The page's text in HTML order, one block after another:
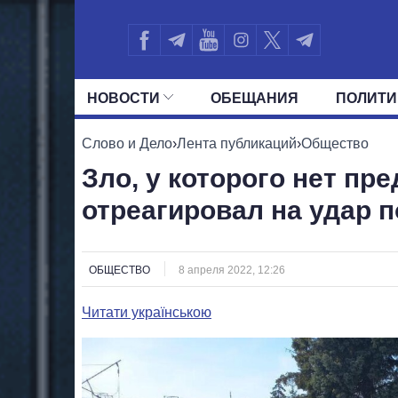
НОВОСТИ ОБЕЩАНИЯ
ВСЕ ПОЛИТИКИ ПРЕЗИДЕНТ И
Слово и Дело›Лента публикаций›Общество
Зло, у которого нет
отреагировал на удар
ОБЩЕСТВО 8 апреля 2022, 12:26
Читати українською